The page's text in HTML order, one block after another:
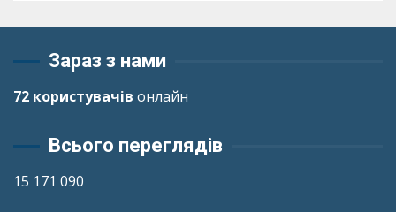
Зараз з нами
72 користувачів онлайн
Всього переглядів
15 171 090